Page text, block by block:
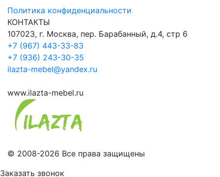
Политика конфиденциальности
КОНТАКТЫ
107023, г. Москва, пер. Барабанный, д.4, стр 6
+7 (967) 443-33-83
+7 (936) 243-30-35
ilazta-mebel@yandex.ru
www.ilazta-mebel.ru
© 2008-2026 Все права защищены
Заказать звонок